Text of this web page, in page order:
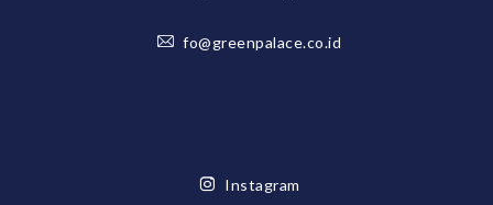
fo@greenpalace.co.id
Instagram